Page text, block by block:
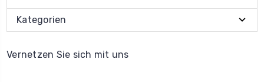
Kategorien
Vernetzen Sie sich mit uns